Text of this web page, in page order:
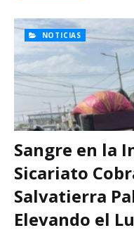
NOTICIAS
Sangre en la
Sicariato
Salvatierra
Elevando el